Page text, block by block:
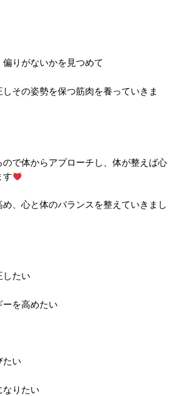
りがないかを見つめて
その姿勢を保つ筋肉を養っていきま
で体からアプローチし、体が整えば心
す
、心と体のバランスを整えていきまし
したい
ーを高めたい
たい
なりたい